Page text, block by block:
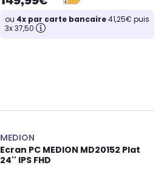
ou 4x par carte bancaire41,25€ puis
3x 37,50
MEDION
Ecran PC MEDION MD20152 Plat
24'' IPS FHD